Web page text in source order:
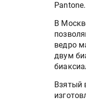
Pantone.
В
ведро
двум
Взятый